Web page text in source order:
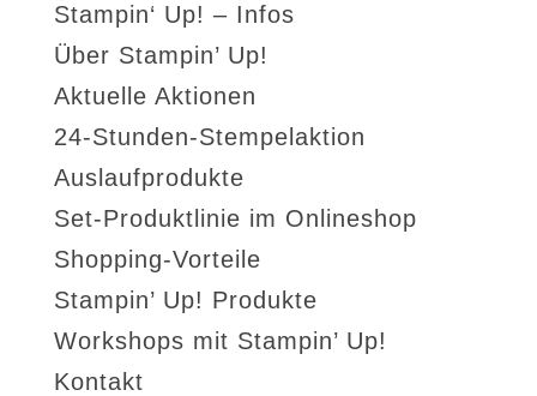
Stampin‘ Up! – Infos
Über Stampin’ Up!
Aktuelle Aktionen
24-Stunden-Stempelaktion
Auslaufprodukte
Set-Produktlinie im Onlineshop
Shopping-Vorteile
Stampin’ Up! Produkte
Workshops mit Stampin’ Up!
Kontakt